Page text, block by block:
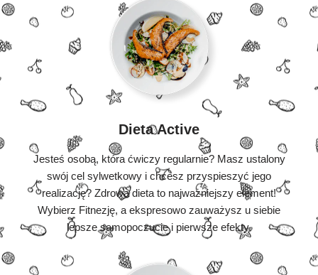
Dieta Active
Jesteś osobą, która ćwiczy regularnie? Masz ustalony
swój cel sylwetkowy i chcesz przyspieszyć jego
realizację? Zdrowa dieta to najważniejszy element!
Wybierz Fitnezję, a ekspresowo zauważysz u siebie
lepsze samopoczucie i pierwsze efekty.